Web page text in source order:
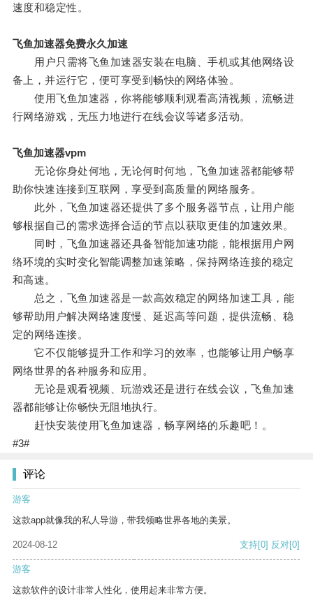
速度和稳定性。
飞鱼加速器免费永久加速
用户只需将飞鱼加速器安装在电脑、手机或其他网络设
备上，并运行它，便可享受到畅快的网络体验。
使用飞鱼加速器，你将能够顺利观看高清视频，流畅进
行网络游戏，无压力地进行在线会议等诸多活动。
飞鱼加速器vpm
无论你身处何地，无论何时何地，飞鱼加速器都能够帮
助你快速连接到互联网，享受到高质量的网络服务。
此外，飞鱼加速器还提供了多个服务器节点，让用户能
够根据自己的需求选择合适的节点以获取更佳的加速效果。
同时，飞鱼加速器还具备智能加速功能，能根据用户网
络环境的实时变化智能调整加速策略，保持网络连接的稳定
和高速。
总之，飞鱼加速器是一款高效稳定的网络加速工具，能
够帮助用户解决网络速度慢、延迟高等问题，提供流畅、稳
定的网络连接。
它不仅能够提升工作和学习的效率，也能够让用户畅享
网络世界的各种服务和应用。
无论是观看视频、玩游戏还是进行在线会议，飞鱼加速
器都能够让你畅快无阻地执行。
赶快安装使用飞鱼加速器，畅享网络的乐趣吧！。
#3#
评论
游客
这款app就像我的私人导游，带我领略世界各地的美景。
2024-08-12 支持[0] 反对[0]
游客
这款软件的设计非常人性化，使用起来非常方便。